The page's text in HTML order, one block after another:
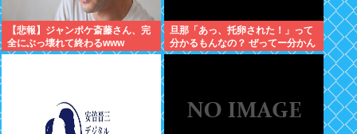
【悲報】ジャンポケ斎藤さん、完
全にぶっ壊れて終わるwww
旦那「あっ、托卵された！」って
分かるもんなの？ ぜってー分かん
ないだろ。